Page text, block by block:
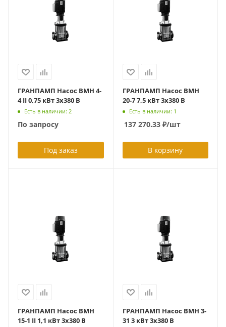
ГРАНПАМП Насос ВМН 4-
4 II 0,75 кВт 3х380 В
Есть в наличии: 2
По запросу
Под заказ
ГРАНПАМП Насос ВМН
20-7 7,5 кВт 3х380 В
Есть в наличии: 1
137 270.33₽/шт
В корзину
ГРАНПАМП Насос ВМН
15-1 II 1,1 кВт 3х380 В
ГРАНПАМП Насос ВМН 3-
31 3 кВт 3х380 В